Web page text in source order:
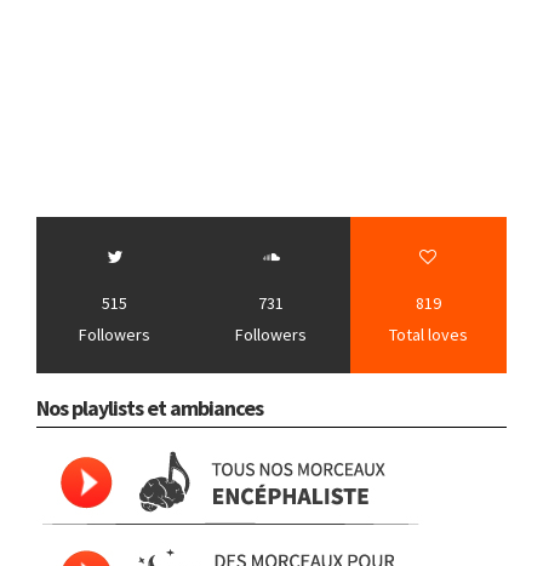
515
Followers
731
Followers
819
Total loves
Nos playlists et ambiances